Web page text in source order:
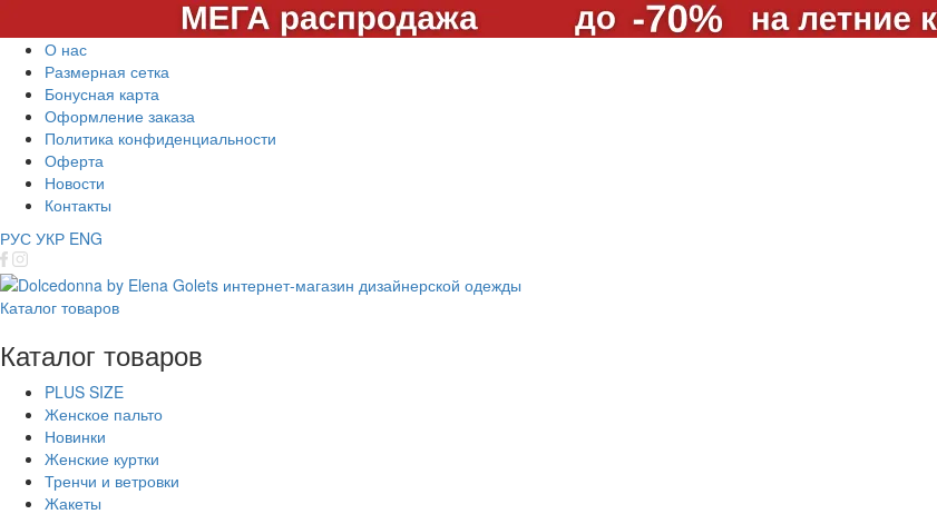
О нас
Размерная сетка
Бонусная карта
Оформление заказа
Политика конфиденциальности
Оферта
Новости
Контакты
РУС УКР ENG
Каталог товаров
Каталог товаров
PLUS SIZE
Женское пальто
Новинки
Женские куртки
Тренчи и ветровки
Жакеты